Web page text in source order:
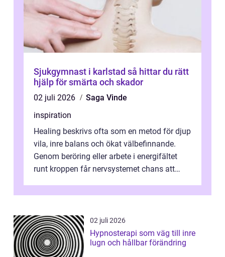
Sjukgymnast i karlstad så hittar du rätt
hjälp för smärta och skador
02 juli 2026
Saga Vinde
inspiration
Healing beskrivs ofta som en metod för djup
vila, inre balans och ökat välbefinnande.
Genom beröring eller arbete i energifältet
runt kroppen får nervsystemet chans att
02 juli 2026
Hypnosterapi som väg till inre
lugn och hållbar förändring